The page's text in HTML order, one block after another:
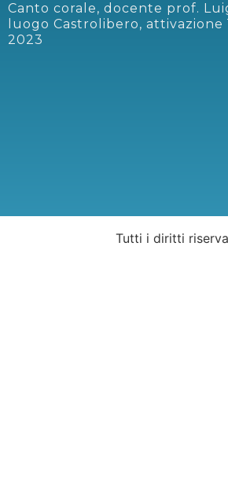
Canto corale, docente prof.
luogo Castrolibero, attivazione
2023
Tutti i diritti